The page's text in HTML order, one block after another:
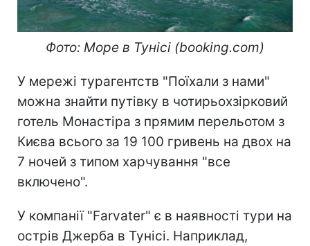
Фото: Море в Тунісі (booking.com)
У мережі турагентств "Поїхали з нами"
можна знайти путівку в чотирьохзірковий
готель Монастіра з прямим перельотом з
Києва всього за 19 100 гривень на двох на
7 ночей з типом харчування "все
включено".
У компанії "Farvater" є в наявності тури на
острів Джерба в Тунісі. Наприклад,